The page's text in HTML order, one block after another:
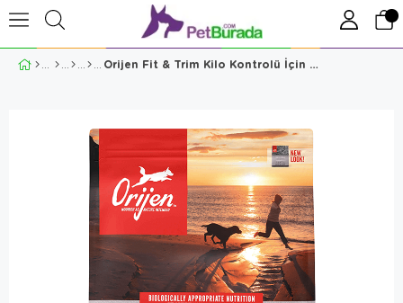
Orijen Fit & Trim Kilo Kontrolü İçin Köpek Maması 2 Kg